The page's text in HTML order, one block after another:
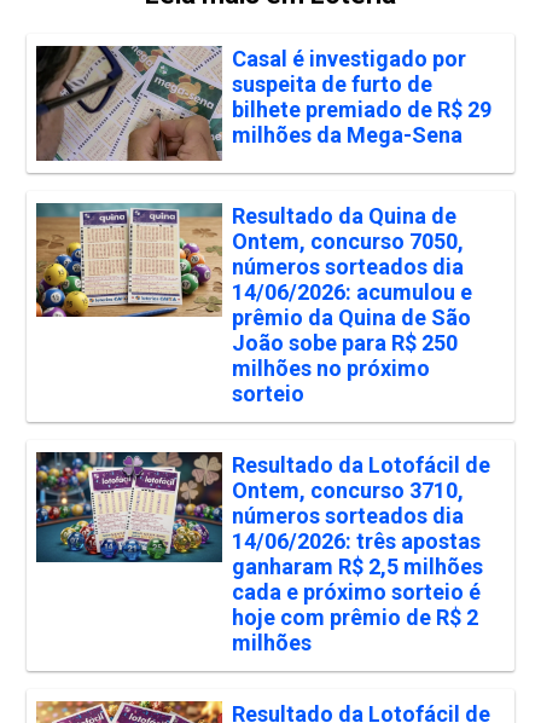
Casal é investigado por
suspeita de furto de
bilhete premiado de R$ 29
milhões da Mega-Sena
Resultado da Quina de
Ontem, concurso 7050,
números sorteados dia
14/06/2026: acumulou e
prêmio da Quina de São
João sobe para R$ 250
milhões no próximo
sorteio
Resultado da Lotofácil de
Ontem, concurso 3710,
números sorteados dia
14/06/2026: três apostas
ganharam R$ 2,5 milhões
cada e próximo sorteio é
hoje com prêmio de R$ 2
milhões
Resultado da Lotofácil de